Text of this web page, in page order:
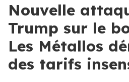
Nouvelle
Trump sur le
Les Métallos
des tarifs